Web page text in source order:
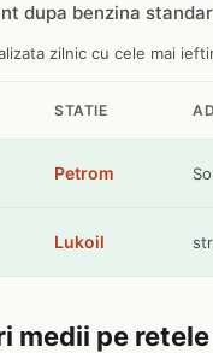
dupa benzina
zilnic cu cele mai
STATIE
Petrom
Lukoil
medii pe